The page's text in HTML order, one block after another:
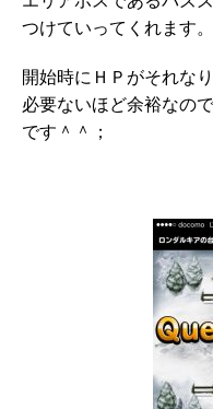
つけていってくれます。
開始時にＨＰがそれな
必要ないほど余裕なの
です＾＾；